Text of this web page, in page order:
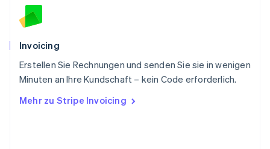
Invoicing
Erstellen Sie Rechnungen und senden Sie sie in wenigen
Minuten an Ihre Kundschaft – kein Code erforderlich.
Mehr zu Stripe Invoicing
Schweden
Schweiz
Singapur
English简体中文
Slowakei
Slowenien